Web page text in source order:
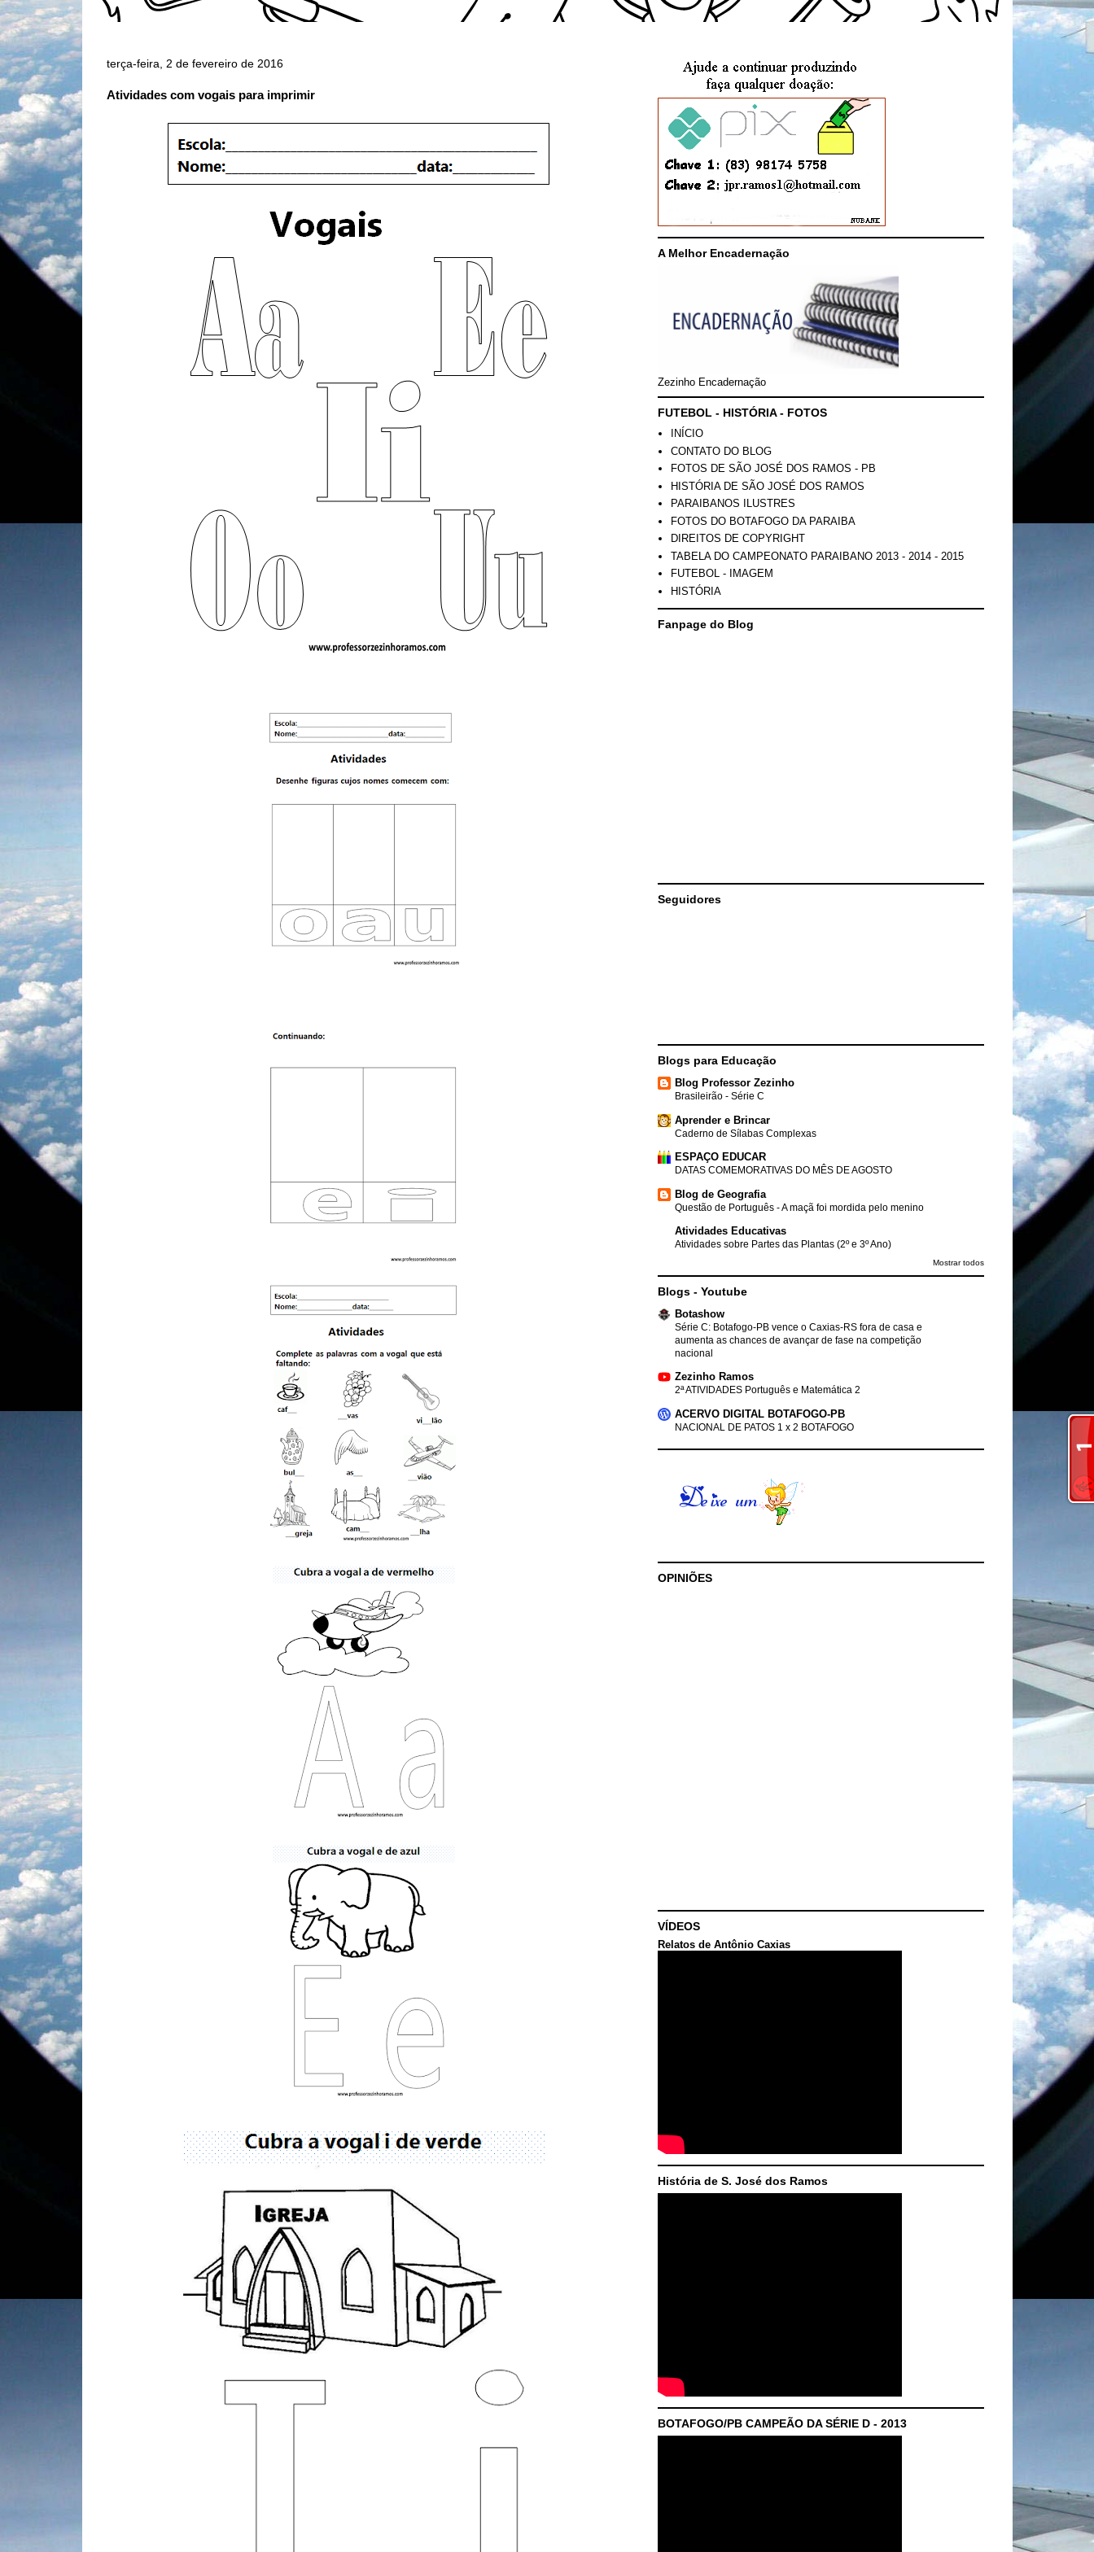
terça-feira, 2 de fevereiro de 2016
Atividades com vogais para imprimir
A Melhor Encadernação
Zezinho Encadernação
FUTEBOL - HISTÓRIA - FOTOS
INÍCIO
CONTATO DO BLOG
FOTOS DE SÃO JOSÉ DOS RAMOS - PB
HISTÓRIA DE SÃO JOSÉ DOS RAMOS
PARAIBANOS ILUSTRES
FOTOS DO BOTAFOGO DA PARAIBA
DIREITOS DE COPYRIGHT
TABELA DO CAMPEONATO PARAIBANO 2013 - 2014 - 2015
FUTEBOL - IMAGEM
HISTÓRIA
Fanpage do Blog
Seguidores
Blogs para Educação
Blog Professor Zezinho
Brasileirão - Série C
Aprender e Brincar
Caderno de Sílabas Complexas
ESPAÇO EDUCAR
DATAS COMEMORATIVAS DO MÊS DE AGOSTO
Blog de Geografia
Questão de Português - A maçã foi mordida pelo menino
Atividades Educativas
Atividades sobre Partes das Plantas (2º e 3º Ano)
Mostrar todos
Blogs - Youtube
Botashow
Série C: Botafogo-PB vence o Caxias-RS fora de casa e
aumenta as chances de avançar de fase na competição
nacional
Zezinho Ramos
2ª ATIVIDADES Português e Matemática 2
ACERVO DIGITAL BOTAFOGO-PB
NACIONAL DE PATOS 1 x 2 BOTAFOGO
OPINIÕES
VÍDEOS
Relatos de Antônio Caxias
História de S. José dos Ramos
BOTAFOGO/PB CAMPEÃO DA SÉRIE D - 2013